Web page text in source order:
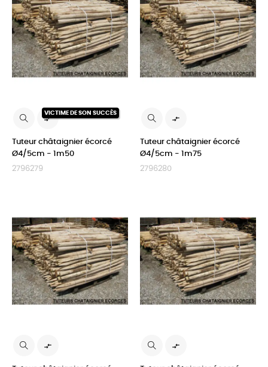
VICTIME DE SON SUCCÈS

Tuteur châtaignier écorcé
Ø4/5cm - 1m50
2796279

Tuteur châtaignier écorcé
Ø4/5cm - 1m75
2796280
 